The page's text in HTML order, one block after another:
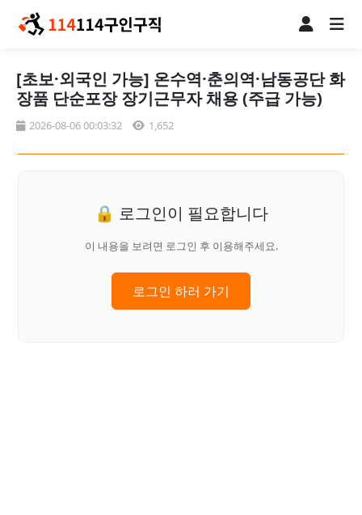
[초보·외국인 가능] 온수역·춘의역·남동공단 화
장품 단순포장 장기근무자 채용 (주급 가능)
2026-08-06 00:03:32 1,652
🔒 로그인이 필요합니다
이 내용을 보려면 로그인 후 이용해주세요.
로그인 하러 가기